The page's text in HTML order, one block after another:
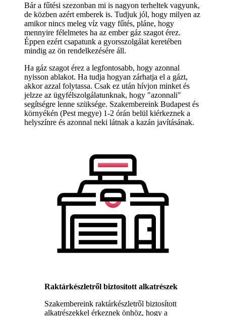
Bár a fűtési szezonban mi is nagyon terheltek vagyunk,
de közben azért emberek is. Tudjuk jól, hogy milyen az
amikor nincs meleg víz vagy fűtés, pláne, hogy
mennyire félelmetes ha az ember gáz szagot érez.
Éppen ezért csapatunk a gyorsszolgálat keretében
mindig az ön rendelkezésére áll.
Ha gáz szagot érez a legfontosabb, hogy azonnal
nyisson ablakot. Ha tudja hogyan zárhatja el a gázt,
akkor azzal folytassa. Csak ez után hívjon minket és
jelzze az ügyfélszolgálatunknak, hogy "azonnali"
segítségre lenne szüksége. Szakembereink Budapest és
környékén (Pest megye) 1-2 órán belül kiérkeznek a
helyszínre és azonnal neki látnak a kazán javításának.
Raktárkészletről biztosított alkatrészek
Szakembereink raktárkészletről biztosított
alkatrészekkel érkeznek önhöz, hogy a